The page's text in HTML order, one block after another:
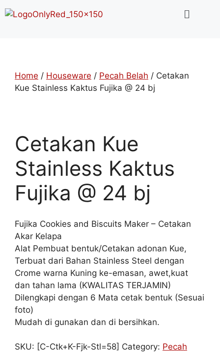
Home / Houseware / Pecah Belah / Cetakan
Kue Stainless Kaktus Fujika @ 24 bj
Cetakan Kue
Stainless Kaktus
Fujika @ 24 bj
Fujika Cookies and Biscuits Maker – Cetakan
Akar Kelapa
Alat Pembuat bentuk/Cetakan adonan Kue,
Terbuat dari Bahan Stainless Steel dengan
Crome warna Kuning ke-emasan, awet,kuat
dan tahan lama (KWALITAS TERJAMIN)
Dilengkapi dengan 6 Mata cetak bentuk (Sesuai
foto)
Mudah di gunakan dan di bersihkan.
SKU: [C-Ctk+K-Fjk-Stl=58] Category: Pecah